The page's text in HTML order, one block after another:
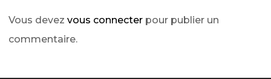
LIRE LA SUITE
Vous devez vous connecter pour publier un
commentaire.